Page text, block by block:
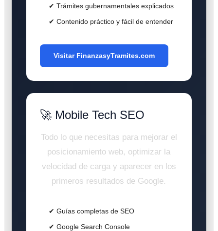
✔ Trámites gubernamentales explicados
✔ Contenido práctico y fácil de entender
Visitar FinanzasyTramites.com
🚀 Mobile Tech SEO
Todo lo que necesitas para mejorar el
posicionamiento web, optimizar la
velocidad de carga y aparecer en los
primeros resultados de Google.
✔ Guías completas de SEO
✔ Google Search Console